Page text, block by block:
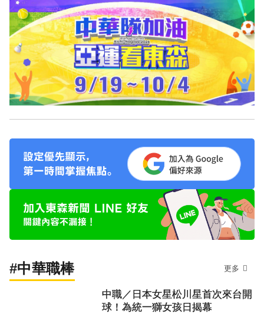
#中華職棒 更多
中職／日本女星松川星首次來台開
球！為統一獅女孩日揭幕